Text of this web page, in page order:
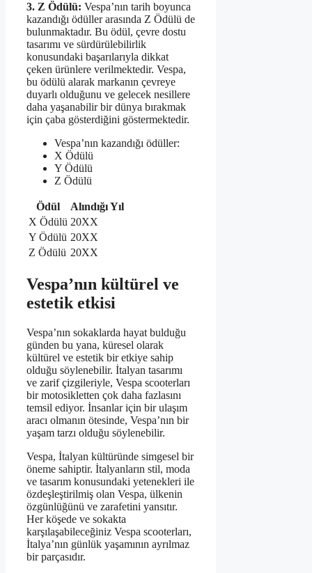
3. Z Ödülü: Vespa’nın tarih boyunca
kazandığı ödüller arasında Z Ödülü de
bulunmaktadır. Bu ödül, çevre dostu
tasarımı ve sürdürülebilirlik
konusundaki başarılarıyla dikkat
çeken ürünlere verilmektedir. Vespa,
bu ödülü alarak markanın çevreye
duyarlı olduğunu ve gelecek nesillere
daha yaşanabilir bir dünya bırakmak
için çaba gösterdiğini göstermektedir.
Vespa’nın kazandığı ödüller:
X Ödülü
Y Ödülü
Z Ödülü
Ödül
Alındığı Yıl
X Ödülü 20XX
Y Ödülü 20XX
Z Ödülü 20XX
Vespa’nın kültürel ve
estetik etkisi
Vespa’nın sokaklarda hayat bulduğu
günden bu yana, küresel olarak
kültürel ve estetik bir etkiye sahip
olduğu söylenebilir. İtalyan tasarımı
ve zarif çizgileriyle, Vespa scooterları
bir motosikletten çok daha fazlasını
temsil ediyor. İnsanlar için bir ulaşım
aracı olmanın ötesinde, Vespa’nın bir
yaşam tarzı olduğu söylenebilir.
Vespa, İtalyan kültüründe simgesel bir
öneme sahiptir. İtalyanların stil, moda
ve tasarım konusundaki yetenekleri ile
özdeşleştirilmiş olan Vespa, ülkenin
özgünlüğünü ve zarafetini yansıtır.
Her köşede ve sokakta
karşılaşabileceğiniz Vespa scooterları,
İtalya’nın günlük yaşamının ayrılmaz
bir parçasıdır.